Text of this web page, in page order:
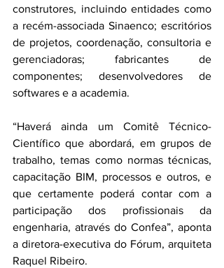
construtores, incluindo entidades como
a recém-associada Sinaenco; escritórios
de projetos, coordenação, consultoria e
gerenciadoras; fabricantes de
componentes; desenvolvedores de
softwares e a academia.
“Haverá ainda um Comitê Técnico-
Científico que abordará, em grupos de
trabalho, temas como normas técnicas,
capacitação BIM, processos e outros, e
que certamente poderá contar com a
participação dos profissionais da
engenharia, através do Confea”, aponta
a diretora-executiva do Fórum, arquiteta
Raquel Ribeiro.